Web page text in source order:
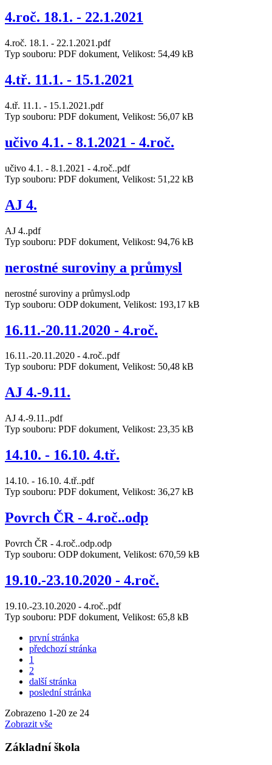
4.roč. 18.1. - 22.1.2021
4.roč. 18.1. - 22.1.2021.pdf
Typ souboru: PDF dokument, Velikost: 54,49 kB
4.tř. 11.1. - 15.1.2021
4.tř. 11.1. - 15.1.2021.pdf
Typ souboru: PDF dokument, Velikost: 56,07 kB
učivo 4.1. - 8.1.2021 - 4.roč.
učivo 4.1. - 8.1.2021 - 4.roč..pdf
Typ souboru: PDF dokument, Velikost: 51,22 kB
AJ 4.
AJ 4..pdf
Typ souboru: PDF dokument, Velikost: 94,76 kB
nerostné suroviny a průmysl
nerostné suroviny a průmysl.odp
Typ souboru: ODP dokument, Velikost: 193,17 kB
16.11.-20.11.2020 - 4.roč.
16.11.-20.11.2020 - 4.roč..pdf
Typ souboru: PDF dokument, Velikost: 50,48 kB
AJ 4.-9.11.
AJ 4.-9.11..pdf
Typ souboru: PDF dokument, Velikost: 23,35 kB
14.10. - 16.10. 4.tř.
14.10. - 16.10. 4.tř..pdf
Typ souboru: PDF dokument, Velikost: 36,27 kB
Povrch ČR - 4.roč..odp
Povrch ČR - 4.roč..odp.odp
Typ souboru: ODP dokument, Velikost: 670,59 kB
19.10.-23.10.2020 - 4.roč.
19.10.-23.10.2020 - 4.roč..pdf
Typ souboru: PDF dokument, Velikost: 65,8 kB
první stránka
předchozí stránka
1
2
další stránka
poslední stránka
Zobrazeno 1-20 ze 24
Zobrazit vše
Základní škola